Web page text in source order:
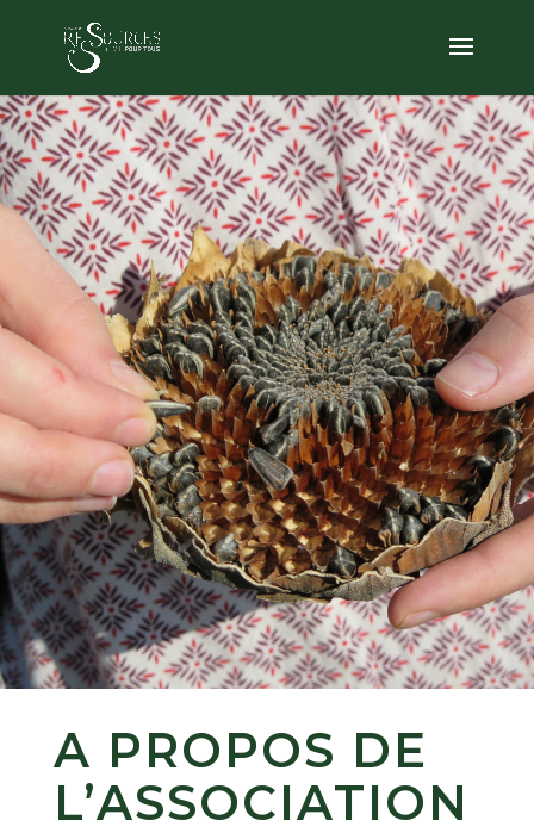
A PROPOS DE
L’ASSOCIATION